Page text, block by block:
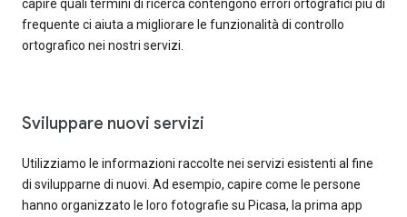
capire quali termini di ricerca contengono errori ortografici più di
frequente ci aiuta a migliorare le funzionalità di controllo
ortografico nei nostri servizi.
Sviluppare nuovi servizi
Utilizziamo le informazioni raccolte nei servizi esistenti al fine
di svilupparne di nuovi. Ad esempio, capire come le persone
hanno organizzato le loro fotografie su Picasa, la prima app